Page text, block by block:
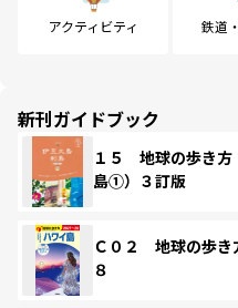
アクティビティ 鉄道
新刊ガイドブック
１５ 地球の歩き
島①）３訂版
Ｃ０２ 地球の歩
８